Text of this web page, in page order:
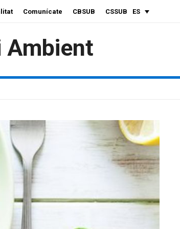
ES
Comunícate CBSUB CSSUB
Ambient